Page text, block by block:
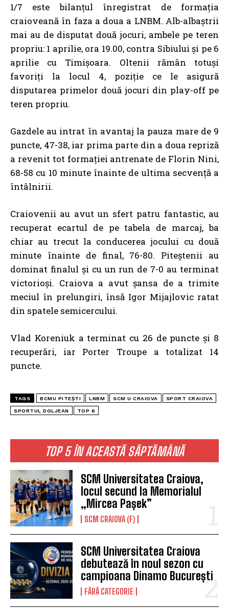
TOP 5 ÎN ACEASTĂ SĂPTĂMÂNĂ
SCM Universitatea Craiova,
locul secund la Memorialul
„Mircea Pașek”
SCM CRAIOVA (F)
SCM Universitatea Craiova
debutează în noul sezon cu
campioana Dinamo București
FĂRĂ CATEGORIE
1/7 este bilanțul înregistrat de formația
craioveană în faza a doua a LNBM. Alb-albaștrii
mai au de disputat două jocuri, ambele pe teren
propriu: 1 aprilie, ora 19.00, contra Sibiului și pe 6
aprilie cu Timișoara. Oltenii rămân totuși
favoriți la locul 4, poziție ce le asigură
disputarea primelor două jocuri din play-off pe
teren propriu.
Gazdele au intrat în avantaj la pauza mare de 9
puncte, 47-38, iar prima parte din a doua repriză
a revenit tot formației antrenate de Florin Nini,
68-58 cu 10 minute înainte de ultima secvență a
întâlnirii.
Craiovenii au avut un sfert patru fantastic, au
recuperat ecartul de pe tabela de marcaj, ba
chiar au trecut la conducerea jocului cu două
minute înainte de final, 76-80. Piteștenii au
dominat finalul și cu un run de 7-0 au terminat
victorioși. Craiova a avut șansa de a trimite
meciul în prelungiri, însă Igor Mijajlovic ratat
din spatele semicercului.
Vlad Koreniuk a terminat cu 26 de puncte și 8
recuperări, iar Porter Troupe a totalizat 14
puncte.
TAGS BCMU PITEȘTI LNBM SCM U CRAIOVA SPORT CRAIOVA
SPORTUL DOLJEAN TOP 6